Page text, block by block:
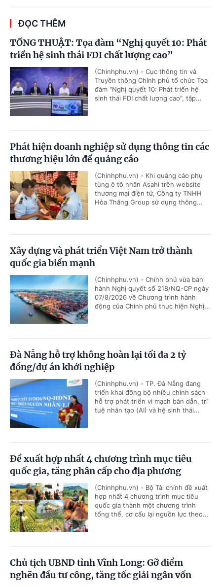
ĐỌC THÊM
TỔNG THUẬT: Tọa đàm “Nghị quyết 10: Phát
triển hệ sinh thái FDI chất lượng cao”
(Chinhphu.vn) - Cục thông tin và
Truyền thông Chính phủ tổ chức Tọa
đàm "Nghị quyết 10: Phát triển hệ
sinh thái FDI chất lượng cao", tập...
Phát hiện doanh nghiệp sử dụng thông tin các
thương hiệu lớn để quảng cáo
(Chinhphu.vn) - Khi quảng cáo phụ
tùng ô tô nhãn Asahi trên website
thương mại điện tử, Công ty TNHH
Hòa Thắng Group sử dụng thông...
Xây dựng và phát triển Việt Nam trở thành
quốc gia biển mạnh
(Chinhphu.vn) - Chính phủ vừa ban
hành Nghị quyết số 218/NQ-CP ngày
07/8/2026 về Chương trình hành
động của Chính phủ thực hiện Nghị...
Đà Nẵng hỗ trợ không hoàn lại tối đa 2 tỷ
đồng/dự án khởi nghiệp
(Chinhphu.vn) - TP. Đà Nẵng đang
triển khai đồng bộ nhiều chính sách
hỗ trợ phát triển vi mạch bán dẫn, trí
tuệ nhân tạo (AI) và hệ sinh thái...
Đề xuất hợp nhất 4 chương trình mục tiêu
quốc gia, tăng phân cấp cho địa phương
(Chinhphu.vn) - Bộ Tài chính đề xuất
hợp nhất 4 chương trình mục tiêu
quốc gia thành một chương trình
tổng thể, cơ cấu lại nguồn lực theo...
Chủ tịch UBND tỉnh Vĩnh Long: Gỡ điểm
nghẽn đầu tư công, tăng tốc giải ngân vốn